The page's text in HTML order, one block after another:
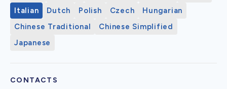
Italian
Dutch Polish Czech
Hungarian
Chinese Traditional
Chinese Simplified
Japanese
CONTACTS